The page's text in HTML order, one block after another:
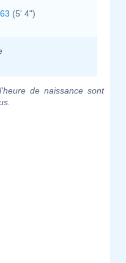
(5' 4")
de naissance sont